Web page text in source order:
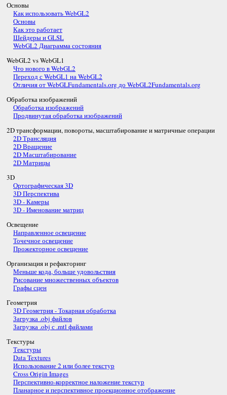
Основы
Как использовать WebGL2
Основы
Как это работает
Шейдеры и GLSL
WebGL2 Диаграмма состояния
WebGL2 vs WebGL1
Что нового в WebGL2
Переход с WebGL1 на WebGL2
Отличия от WebGLFundamentals.org до WebGL2Fundamentals.org
Обработка изображений
Обработка изображений
Продвинутая обработка изображений
2D трансформации, повороты, масштабирование и матричные операции
2D Трансляция
2D Вращение
2D Масштабирование
2D Матрицы
3D
Ортографическая 3D
3D Перспектива
3D - Камеры
3D - Именование матриц
Освещение
Направленное освещение
Точечное освещение
Прожекторное освещение
Организация и рефакторинг
Меньше кода, больше удовольствия
Рисование множественных объектов
Графы сцен
Геометрия
3D Геометрия - Токарная обработка
Загрузка .obj файлов
Загрузка .obj с .mtl файлами
Текстуры
Текстуры
Data Textures
Использование 2 или более текстур
Cross Origin Images
Перспективно-корректное наложение текстур
Планарное и перспективное проекционное отображение